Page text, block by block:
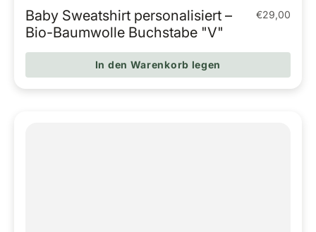
Baby Sweatshirt personalisiert –
Bio-Baumwolle Buchstabe "V"
€29,00
In den Warenkorb legen